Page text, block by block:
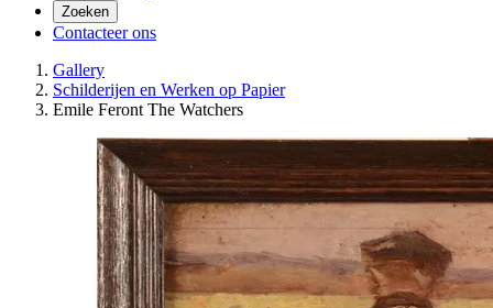
Zoeken
Contacteer ons
Gallery
Schilderijen en Werken op Papier
Emile Feront The Watchers